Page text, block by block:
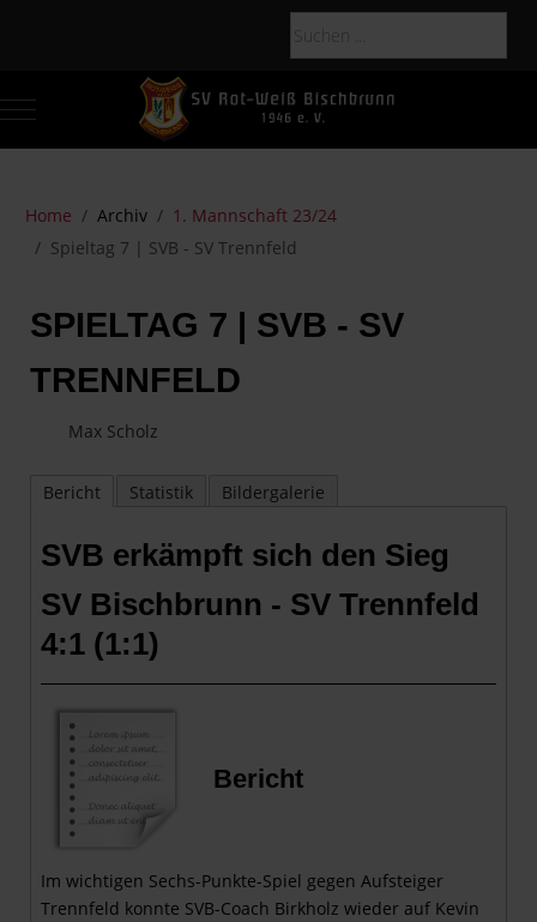
Mobile Menu Toggle
Home Archiv
1. Mannschaft 23/24
Spieltag 7 | SVB - SV Trennfeld
SPIELTAG 7 | SVB - SV
TRENNFELD
Max Scholz
Bericht Statistik Bildergalerie
SVB erkämpft sich den Sieg
SV Bischbrunn - SV Trennfeld
4:1 (1:1)
Bericht
Im wichtigen Sechs-Punkte-Spiel gegen Aufsteiger
Trennfeld konnte SVB-Coach Birkholz wieder auf Kevin